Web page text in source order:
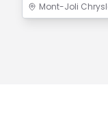
Mont-Joli